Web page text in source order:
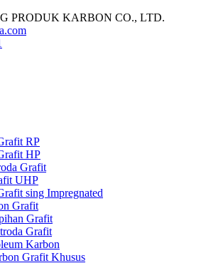
PRODUK KARBON CO., LTD.
RP
HP
Grafit
UHP
sing Impregnated
Grafit
Grafit
Grafit
Karbon
Grafit Khusus